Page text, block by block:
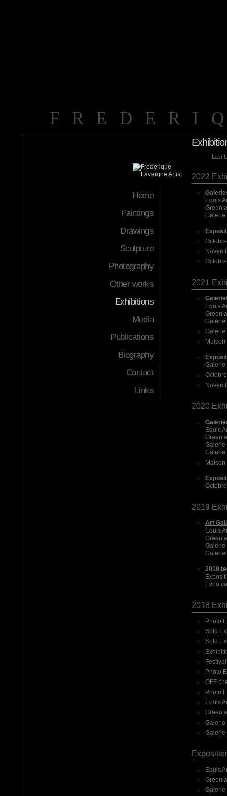
Home
Paintings
Drawings
Sculpture
Photography
Other works
Exhibitions
Media
Publications
Biography
Contact
Links
Last
2022
Equis
Galerie
2021
Equis
Galerie
Galerie
Galerie
2020
Equis
Galerie
Galerie
2019
Art
Equis
Galerie
Galerie
2019
Expo
2018
Photo
Solo
Solo
Photo
OFF
Photo
Equis
Galerie
Galerie
Equis
Galerie